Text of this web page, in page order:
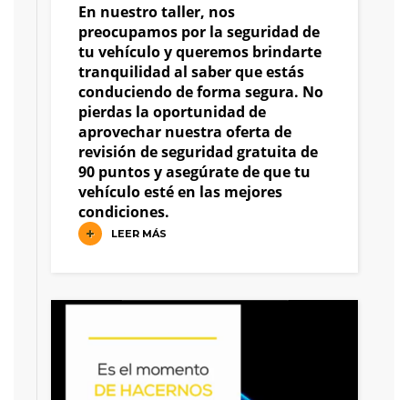
En nuestro taller, nos
preocupamos por la seguridad de
tu vehículo y queremos brindarte
tranquilidad al saber que estás
conduciendo de forma segura. No
pierdas la oportunidad de
aprovechar nuestra oferta de
revisión de seguridad gratuita de
90 puntos y asegúrate de que tu
vehículo esté en las mejores
condiciones.
LEER MÁS